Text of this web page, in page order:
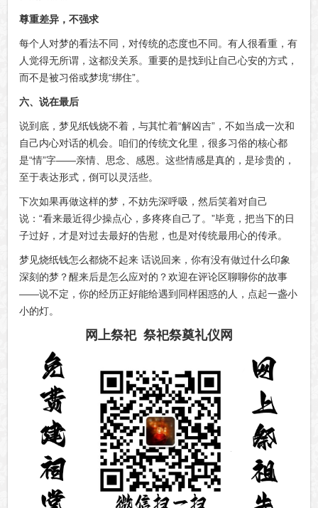
尊重差异，不强求
每个人对梦的看法不同，对传统的态度也不同。有人很看重，有
人觉得无所谓，这都没关系。重要的是找到让自己心安的方式，
而不是被习俗或梦境“绑住”。
六、说在最后
说到底，梦见纸钱烧不着，与其忙着“解凶吉”，不如当成一次和
自己内心对话的机会。咱们的传统文化里，很多习俗的核心都
是“情”字——亲情、思念、感恩。这些情感是真的，是珍贵的，
至于表达形式，倒可以灵活些。
下次如果再做这样的梦，不妨先深呼吸，然后笑着对自己
说：“看来最近得少操点心，多疼疼自己了。”毕竟，把当下的日
子过好，才是对过去最好的告慰，也是对传统最用心的传承。
梦见烧纸钱怎么都烧不起来 话说回来，你有没有做过什么印象
深刻的梦？醒来后是怎么应对的？欢迎在评论区聊聊你的故事
——说不定，你的经历正好能给遇到同样困惑的人，点起一盏小
小的灯。
网上祭祀 祭祀祭奠礼仪网